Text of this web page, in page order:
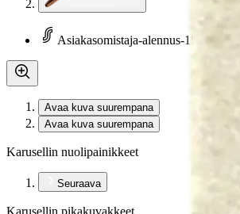
Asiakasomistaja-alennus-15 %
Avaa kuva suurempana
Avaa kuva suurempana
Karusellin nuolipainikkeet
Seuraava
Karusellin pikakuvakkeet